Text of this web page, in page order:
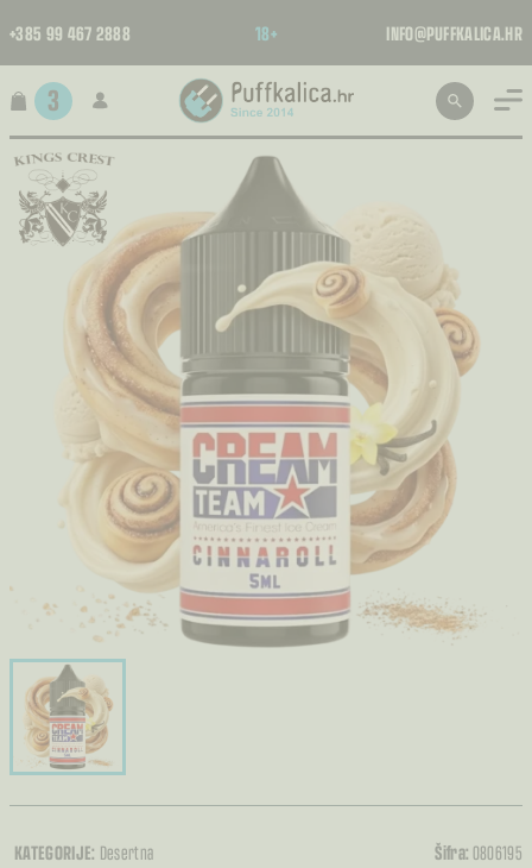
+385 99 467 2888 18+ INFO@PUFFKALICA.HR
3
KATEGORIJE: Desertna Šifra:0806195